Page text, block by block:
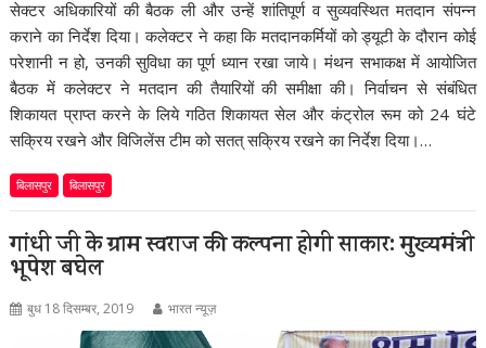
सेक्टर अधिकारियों की बैठक ली और उन्हें शांतिपूर्ण व सुव्यवस्थित मतदान संपन्न
कराने का निर्देश दिया। कलेक्टर ने कहा कि मतदानकर्मियों को ड्यूटी के दौरान कोई
परेशानी न हो, उनकी सुविधा का पूर्ण ध्यान रखा जाये। मंथन सभाकक्ष में आयोजित
बैठक में कलेक्टर ने मतदान की तैयारियों की समीक्षा की। निर्वाचन से संबंधित
शिकायत प्राप्त करने के लिये गठित शिकायत सेल और कंट्रोल रूम को 24 घंटे
सक्रिय रखने और विजिलेंस टीम को सतत् सक्रिय रखने का निर्देश दिया।…
बिलासपुर बिलासपुर
गांधी जी के ग्राम स्वराज की कल्पना होगी साकार: मुख्यमंत्री
भूपेश बघेल
बुध 18 दिसम्बर, 2019 भारत न्यूज़